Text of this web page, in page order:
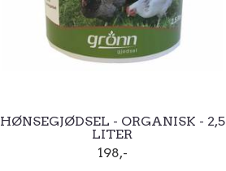
HØNSEGJØDSEL - ORGANISK - 2,5
LITER
198,-